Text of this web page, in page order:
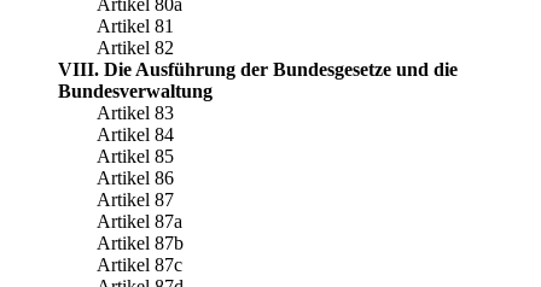
Artikel 80a
Artikel 81
Artikel 82
VIII. Die Ausführung der Bundesgesetze und die
Bundesverwaltung
Artikel 83
Artikel 84
Artikel 85
Artikel 86
Artikel 87
Artikel 87a
Artikel 87b
Artikel 87c